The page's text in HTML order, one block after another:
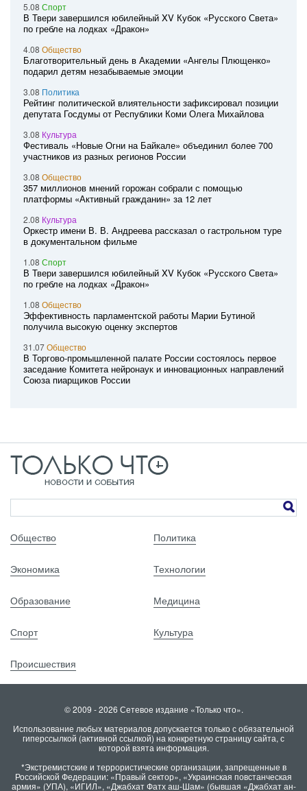
5.08 Спорт
В Твери завершился юбилейный XV Кубок «Русского Света»
по гребле на лодках «Дракон»
4.08 Общество
Благотворительный день в Академии «Ангелы Плющенко»
подарил детям незабываемые эмоции
3.08 Политика
Рейтинг политической влиятельности зафиксировал позиции
депутата Госдумы от Республики Коми Олега Михайлова
3.08 Культура
Фестиваль «Новые Огни на Байкале» объединил более 700
участников из разных регионов России
3.08 Общество
357 миллионов мнений горожан собрали с помощью
платформы «Активный гражданин» за 12 лет
2.08 Культура
Оркестр имени В. В. Андреева рассказал о гастрольном туре
в документальном фильме
1.08 Спорт
В Твери завершился юбилейный XV Кубок «Русского Света»
по гребле на лодках «Дракон»
1.08 Общество
Эффективность парламентской работы Марии Бутиной
получила высокую оценку экспертов
31.07Общество
В Торгово-промышленной палате России состоялось первое
заседание Комитета нейронаук и инновационных направлений
Союза пиарщиков России
Общество Политика
Экономика Технологии
Образование Медицина
Спорт Культура
Происшествия
© 2009 - 2026 Сетевое издание «Только что».
Использование любых материалов допускается только с обязательной
гиперссылкой (активной ссылкой) на конкретную страницу сайта, с
которой взята информация.
*Экстремистские и террористические организации, запрещенные в
Российской Федерации: «Правый сектор», «Украинская повстанческая
армия» (УПА), «ИГИЛ», «Джабхат Фатх аш-Шам» (бывшая «Джабхат ан-